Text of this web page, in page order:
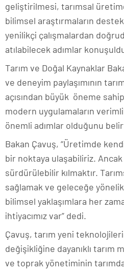
geliştirilmesi, tarımsal
bilimsel araştırmaların
yenilikçi çalışmalardan
atılabilecek adımlar
Tarım ve Doğal Kaynaklar
ve deneyim paylaşımının
açısından büyük öneme
modern uygulamaların
önemli adımlar olduğunu
Bakan Çavuş, “Üretimde
bir noktaya ulaşabiliriz.
sürdürülebilir kılmaktır.
sağlamak ve geleceğe
bilimsel yaklaşımlara her
ihtiyacımız var” dedi.
Çavuş, tarım yeni
değişikliğine dayanıklı tarım
ve toprak yönetiminin